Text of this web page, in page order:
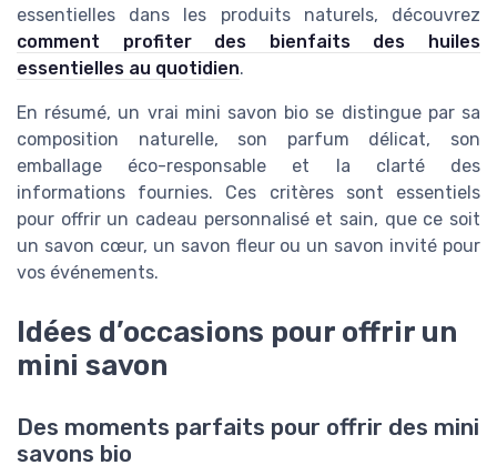
essentielles dans les produits naturels, découvrez
comment profiter des bienfaits des huiles
essentielles au quotidien.
En résumé, un vrai mini savon bio se distingue par sa
composition naturelle, son parfum délicat, son
emballage éco-responsable et la clarté des
informations fournies. Ces critères sont essentiels
pour offrir un cadeau personnalisé et sain, que ce soit
un savon cœur, un savon fleur ou un savon invité pour
vos événements.
Idées d’occasions pour offrir un
mini savon
Des moments parfaits pour offrir des mini
savons bio